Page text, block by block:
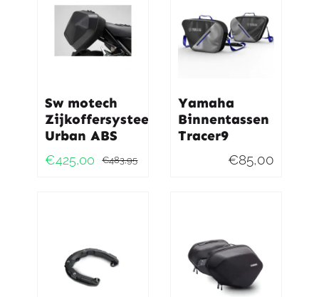
Sw motech
Zijkoffersysteem
Urban ABS
€483,95
Oorspronkelijke
€425,00
Yamaha
Binnentassen
Tracer9
€85,00